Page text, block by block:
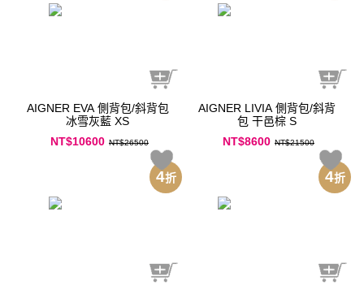
AIGNER EVA 側背包/斜背包
冰雪灰藍 XS
NT$10600 NT$26500
AIGNER LIVIA 側背包/斜背
包 干邑棕 S
NT$8600 NT$21500
4折 4折